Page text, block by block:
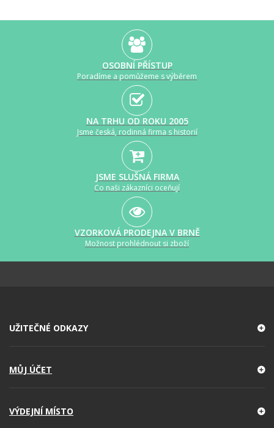
OSOBNÍ PŘÍSTUP
Poradíme a pomůžeme s výběrem
NA TRHU OD ROKU 2005
Jsme česká, rodinná firma s historií
JSME SLUŠNÁ FIRMA
Co naši zákazníci oceňují
VZORKOVÁ PRODEJNA V BRNĚ
Možnost prohlédnout si zboží
UŽITEČNÉ ODKAZY
MŮJ ÚČET
VÝDEJNÍ MÍSTO